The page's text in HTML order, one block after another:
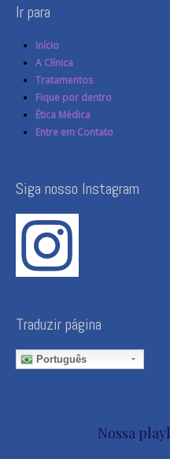
Ir para
Início
A Clínica
Tratamentos
Fique por dentro
Ética Médica
Entre em Contato
Siga nosso Instagram
Traduzir página
Português
Nossa